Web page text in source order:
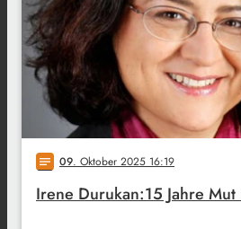
notes 09. Oktober 2025 16:19
Irene Durukan:15 Jahre